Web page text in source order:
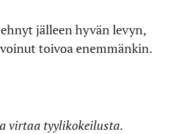
jälleen hyvän levyn,
toivoa enemmänkin.
virtaa tyylikokeilusta.